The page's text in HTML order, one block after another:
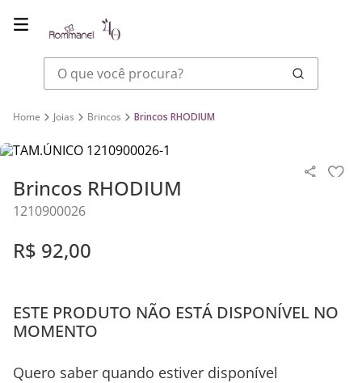
O que você procura?
Joias Brincos Brincos RHODIUM
Brincos RHODIUM
1210900026
R$ 92,00
ESTE PRODUTO NÃO ESTÁ DISPONÍVEL NO
MOMENTO
Quero saber quando estiver disponível